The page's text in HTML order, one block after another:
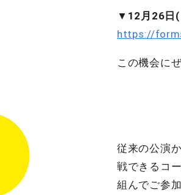
▼12月26日(
https://
この機会に
従来の公演
戦できるコ
組んでご参